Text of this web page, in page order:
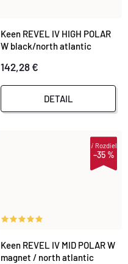
Keen REVEL IV HIGH POLAR
W black/north atlantic
142,28 €
DETAIL
–35 %
iRozdiel
Keen REVEL IV MID POLAR W
magnet / north atlantic